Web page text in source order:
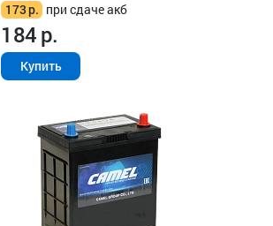
173р. при сдаче акб
184р.
Купить